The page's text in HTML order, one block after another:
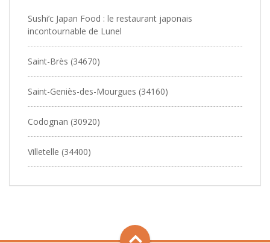
Sushi’c Japan Food : le restaurant japonais
incontournable de Lunel
Saint-Brès (34670)
Saint-Geniès-des-Mourgues (34160)
Codognan (30920)
Villetelle (34400)